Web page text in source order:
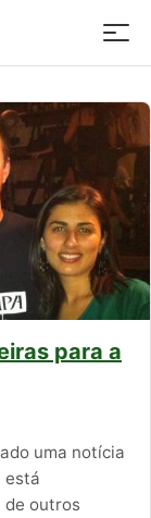
para a
uma notícia
está
de outros